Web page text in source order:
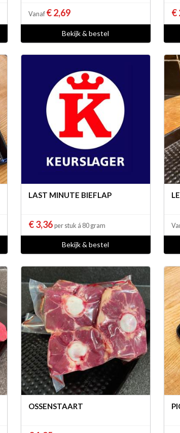
Vanaf € 2,69
Bekijk & bestel
€
LAST MINUTE BIEFLAP
€ 3,36 per stuk á 80 gram
Bekijk & bestel
OSSENSTAART